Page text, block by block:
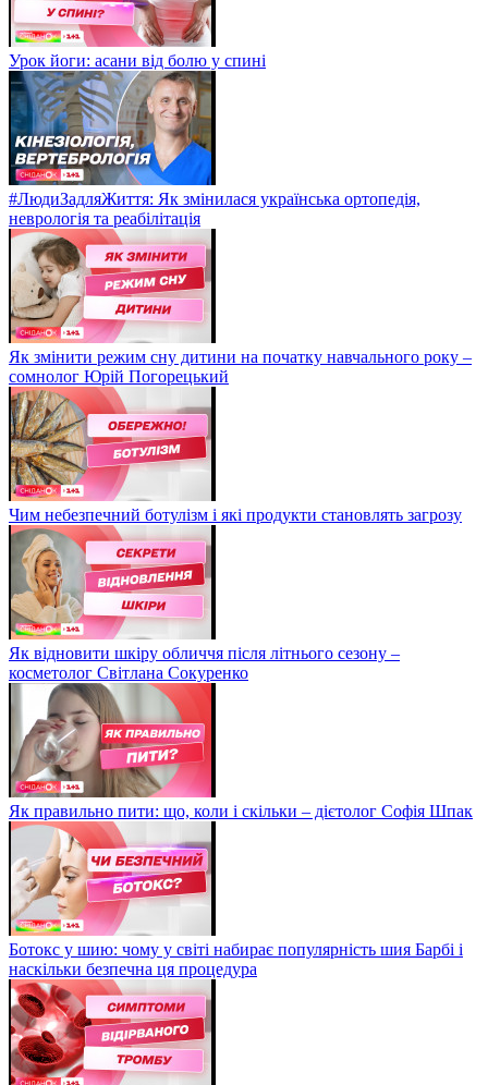
Урок йоги: асани від болю у спині
#ЛюдиЗадляЖиття: Як змінилася українська ортопедія,
неврологія та реабілітація
Як змінити режим сну дитини на початку навчального року –
сомнолог Юрій Погорецький
Чим небезпечний ботулізм і які продукти становлять загрозу
Як відновити шкіру обличчя після літнього сезону –
косметолог Світлана Сокуренко
Як правильно пити: що, коли і скільки – дієтолог Софія Шпак
Ботокс у шию: чому у світі набирає популярність шия Барбі і
наскільки безпечна ця процедура